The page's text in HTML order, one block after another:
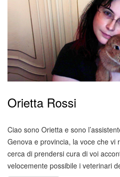
Orietta Rossi
Ciao sono Orietta e sono
Genova e provincia, la voce che vi
cerca di prendersi cura di voi
velocemente possibile i veterinari